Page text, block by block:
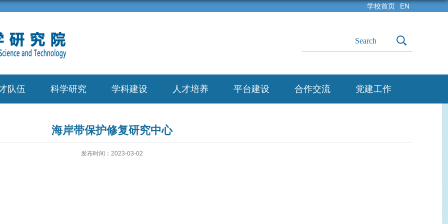
学校首页 EN
队伍 科学研究 学科建设 人才培养 平台建设 合作交流 党建工作
海岸带保护修复研究中心
发布时间：2023-03-02